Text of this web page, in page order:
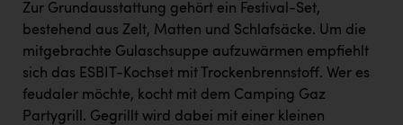
Zur Grundausstattung gehört ein Festival-Set,
bestehend aus Zelt, Matten und Schlafsäcke. Um die
mitgebrachte Gulaschsuppe aufzuwärmen empfiehlt
sich das ESBIT-Kochset mit Trockenbrennstoff. Wer es
feudaler möchte, kocht mit dem Camping Gaz
Partygrill. Gegrillt wird dabei mit einer kleinen